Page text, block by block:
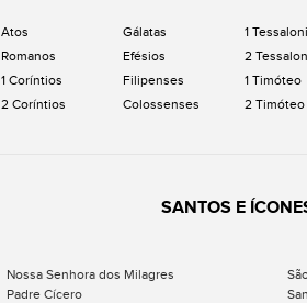
Atos
Romanos
1 Coríntios
2 Coríntios
Gálatas
Efésios
Filipenses
Colossenses
1
2
1 Timóteo
2 Timóteo
SANTOS E
Nossa Senhora dos Milagres
Padre Cícero